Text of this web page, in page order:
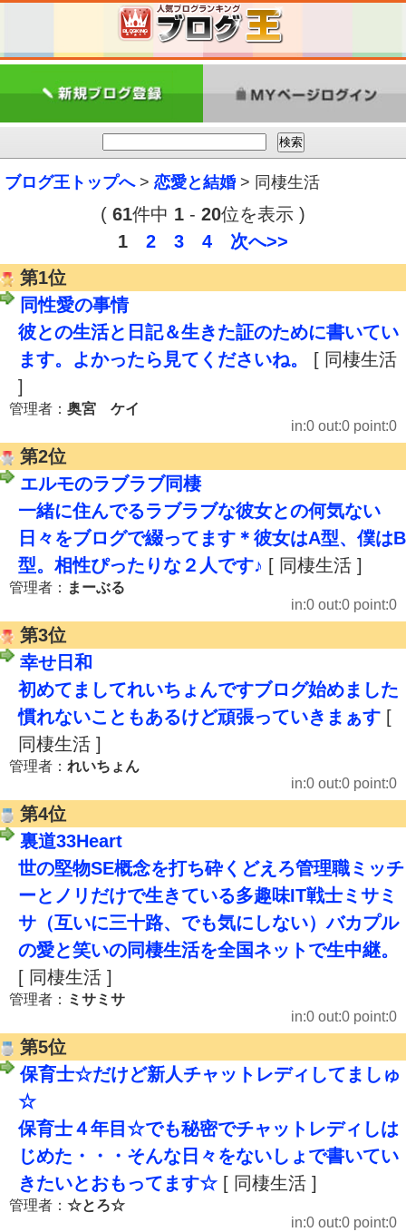
ブログ王トップへ> 恋愛と結婚> 同棲生活
( 61件中 1 - 20位を表示 )
1
2 3 4
次へ>>
第1位
同性愛の事情
彼との生活と日記＆生きた証のために書いてい
ます。よかったら見てくださいね。
[ 同棲生活
]
管理者： 奥宮 ケイ
in:0 out:0 point:0
第2位
エルモのラブラブ同棲
一緒に住んでるラブラブな彼女との何気ない
日々をブログで綴ってます＊彼女はA型、僕はB
型。相性ぴったりな２人です♪ [ 同棲生活 ]
管理者： まーぶる
in:0 out:0 point:0
第3位
幸せ日和
初めてましてれいちょんですブログ始めました
慣れないこともあるけど頑張っていきまぁす [
同棲生活 ]
管理者： れいちょん
in:0 out:0 point:0
第4位
裏道33Heart
世の堅物SE概念を打ち砕くどえろ管理職ミッチ
ーとノリだけで生きている多趣味IT戦士ミサミ
サ（互いに三十路、でも気にしない）バカプル
の愛と笑いの同棲生活を全国ネットで生中継。
[ 同棲生活 ]
管理者： ミサミサ
in:0 out:0 point:0
第5位
保育士☆だけど新人チャットレディしてましゅ
☆
保育士４年目☆でも秘密でチャットレディしは
じめた・・・そんな日々をないしょで書いてい
きたいとおもってます☆ [ 同棲生活 ]
管理者： ☆とろ☆
in:0 out:0 point:0